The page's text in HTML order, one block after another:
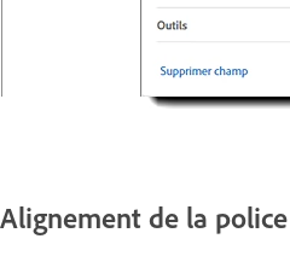
Alignement de la police